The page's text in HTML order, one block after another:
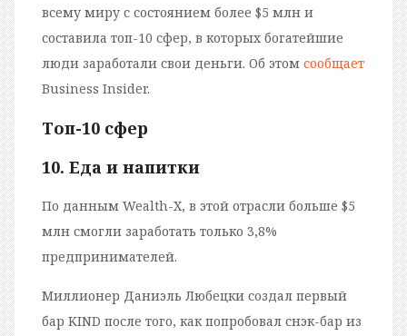
всему миру с состоянием более $5 млн и
составила топ-10 сфер, в которых богатейшие
люди заработали свои деньги. Об этом сообщает
Business Insider.
Топ-10 сфер
10. Еда и напитки
По данным Wealth-X, в этой отрасли больше $5
млн смогли заработать только 3,8%
предпринимателей.
Миллионер Даниэль Любецки создал первый
бар KIND после того, как попробовал снэк-бар из